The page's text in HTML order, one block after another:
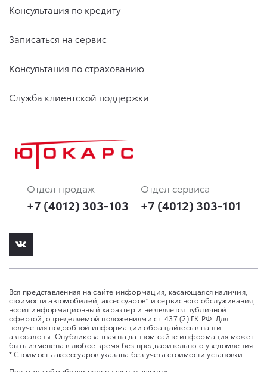
Консультация по кредиту
Записаться на сервис
Консультация по страхованию
Служба клиентской поддержки
Отдел продаж
+7 (4012) 303-103
Отдел сервиса
+7 (4012) 303-101
Вся представленная на сайте информация, касающаяся наличия,
стоимости автомобилей, аксессуаров* и сервисного обслуживания,
носит информационный характер и не является публичной
офертой, определяемой положениями ст. 437 (2) ГК РФ. Для
получения подробной информации обращайтесь в наши
автосалоны. Опубликованная на данном сайте информация может
быть изменена в любое время без предварительного уведомления.
* Стоимость аксессуаров указана без учета стоимости установки.